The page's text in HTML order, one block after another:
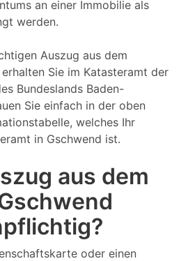
an einer Immobilie als
werden.
Auszug aus dem
Sie im Katasteramt der
Bundeslands Baden-
Sie einfach in der oben
welches Ihr
in Gschwend ist.
aus dem
oder einen